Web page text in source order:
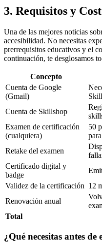
3. Requisitos y
Una de las mejores noticias
accesibilidad. No necesitas
prerrequisitos educativos y el
continuación, te desglosamos
Concepto
Cuenta de Google
(Gmail)
Cuenta de Skillshop
Examen de certificación
(cualquiera)
50
Retake del examen
Certificado digital y
badge
Validez de la certificación 12
Renovación anual
Total
¿Qué necesitas antes de